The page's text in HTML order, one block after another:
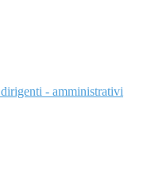
- amministrativi